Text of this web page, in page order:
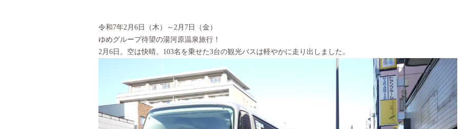
令和7年2月6日（木）～2月7日（金）
ゆめグループ待望の湯河原温泉旅行！
2月6日。空は快晴。103名を乗せた3台の観光バスは軽やかに走り出しました。